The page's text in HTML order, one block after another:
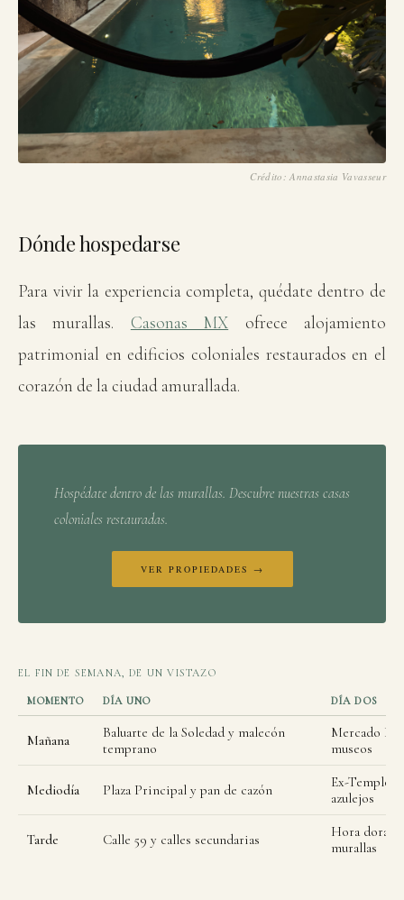
Crédito: Annastasia Vavasseur
Dónde hospedarse
Para vivir la experiencia completa, quédate dentro de
las murallas. Casonas MX ofrece alojamiento
patrimonial en edificios coloniales restaurados en el
corazón de la ciudad amurallada.
Hospédate dentro de las murallas. Descubre nuestras casas
coloniales restauradas.
VER PROPIEDADES →
EL FIN DE SEMANA, DE UN VISTAZO
MOMENTO DÍA UNO DÍA DOS
Mañana
Baluarte de la Soledad y malecón
temprano
Mercado
museos
Mediodía Plaza Principal y pan de cazón
Ex-Templo
azulejos
Tarde Calle 59 y calles secundarias
Hora
murallas